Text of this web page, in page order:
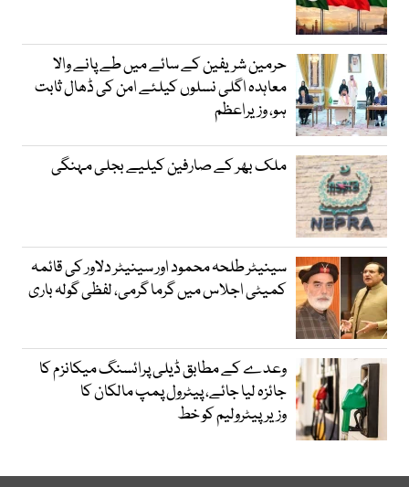
حرمین شریفین کے سائے میں طے پانے والا
معاہدہ اگلی نسلوں کیلئے امن کی ڈھال ثابت
ہو، وزیراعظم
ملک بھر کے صارفین کیلیے بجلی مہنگی
سینیٹر طلحہ محمود اور سینیٹر دلاور کی قائمہ
کمیٹی اجلاس میں گرما گرمی، لفظی گولہ باری
وعدے کے مطابق ڈیلی پرائسنگ میکانزم کا
جائزہ لیا جائے، پیٹرول پمپ مالکان کا
وزیرپیٹرولیم کو خط